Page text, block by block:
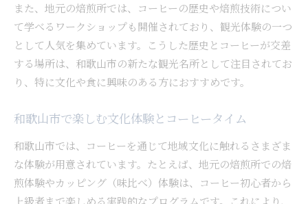
また、地元の焙煎所では、コーヒーの歴史や焙煎技術につい
て学べるワークショップも開催されており、観光体験の一つ
として人気を集めています。こうした歴史とコーヒーが交差
する場所は、和歌山市の新たな観光名所として注目されてお
り、特に文化や食に興味のある方におすすめです。
和歌山市で楽しむ文化体験とコーヒータイム
和歌山市では、コーヒーを通じて地域文化に触れるさまざま
な体験が用意されています。たとえば、地元の焙煎所での焙
煎体験やカッピング（味比べ）体験は、コーヒー初心者から